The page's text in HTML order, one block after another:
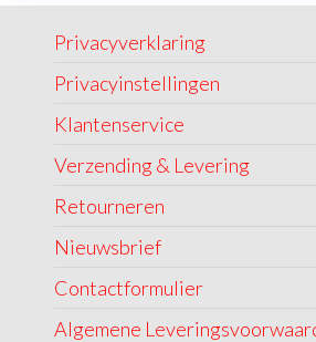
Privacyverklaring
Privacyinstellingen
Klantenservice
Verzending & Levering
Retourneren
Nieuwsbrief
Contactformulier
Algemene